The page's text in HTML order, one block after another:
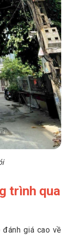
trình qua
giá cao về